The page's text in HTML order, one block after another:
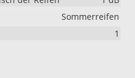
Sommerreifen
1